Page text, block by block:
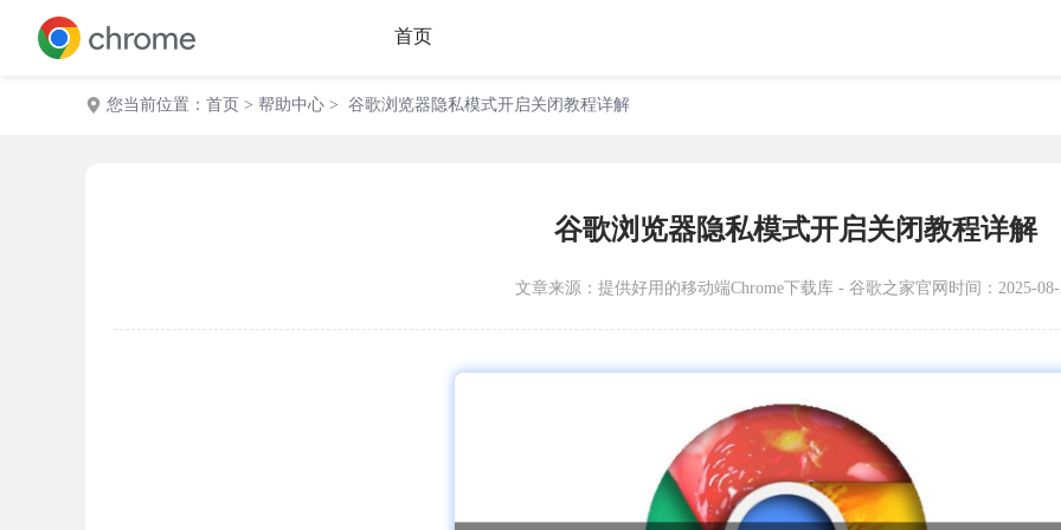
首页
您当前位置： 首页 > 帮助中心 > 谷歌浏览器隐私模式开启关闭教程详解
谷歌浏览器隐私模式开启关闭教程详解
文章来源： 提供好用的移动端Chrome下载库 - 谷歌之家官网 时间：2025-